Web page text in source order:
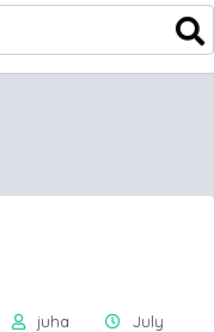
juha
July